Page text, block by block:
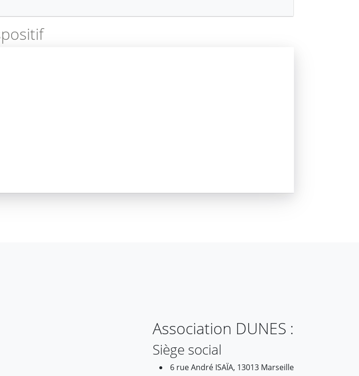
Association DUNES :
Siège social
6 rue André ISAÏA, 13013 Marseille